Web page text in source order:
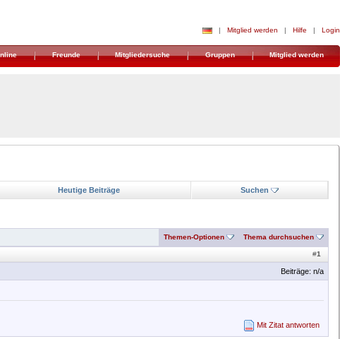
| Mitglied werden | Hilfe | Login
Freunde Mitgliedersuche Gruppen Mitglied werden
Heutige Beiträge Suchen
Themen-Optionen Thema durchsuchen
#1
Beiträge: n/a
Mit Zitat antworten